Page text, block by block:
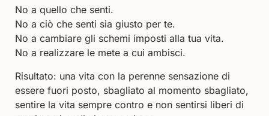
No a quello che senti.
No a ciò che senti sia giusto per te.
No a cambiare gli schemi imposti alla tua vita.
No a realizzare le mete a cui ambisci.
Risultato: una vita con la perenne sensazione di
essere fuori posto, sbagliato al momento sbagliato,
sentire la vita sempre contro e non sentirsi liberi di